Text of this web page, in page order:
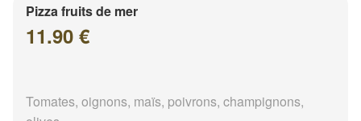
Pizza fruits de mer
11.90 €
Tomates, oignons, maïs, poivrons, champignons,